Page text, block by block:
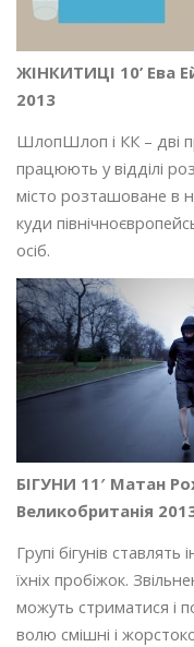
ЖІНКИТИЦІ 10’ Ева
2013
ШлопШлоп і КК – дві
працюють у відділі
місто розташоване в
куди
осіб.
БІГУНИ 11′ Матан
Великобританія
Групі бігунів
їхніх пробіжок.
можуть стриматися і
волю смішні і